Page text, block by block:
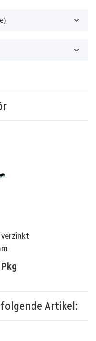
verzinkt
Artikel: